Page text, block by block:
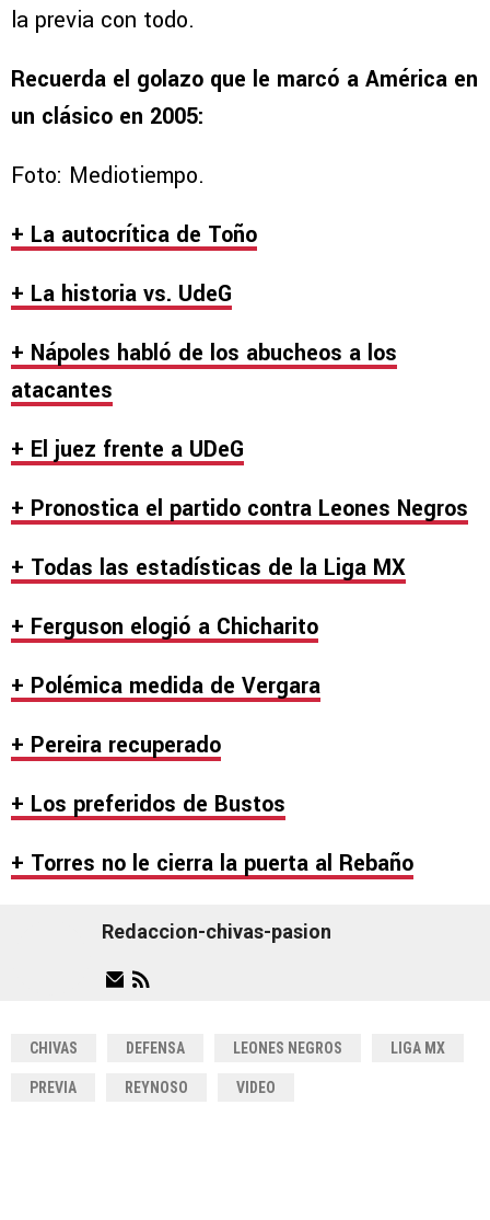
la previa con todo.
Recuerda el golazo que le marcó a América en
un clásico en 2005:
Foto: Mediotiempo.
+ La autocrítica de Toño
+ La historia vs. UdeG
+ Nápoles habló de los abucheos a los
atacantes
+ El juez frente a UDeG
+ Pronostica el partido contra Leones Negros
+ Todas las estadísticas de la Liga MX
+ Ferguson elogió a Chicharito
+ Polémica medida de Vergara
+ Pereira recuperado
+ Los preferidos de Bustos
+ Torres no le cierra la puerta al Rebaño
Redaccion-chivas-pasion
CHIVAS DEFENSA LEONES NEGROS LIGA MX
PREVIA REYNOSO VIDEO